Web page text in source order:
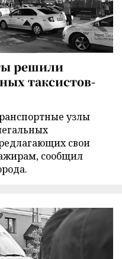
решили
таксистов-
узлы
свои
сообщил